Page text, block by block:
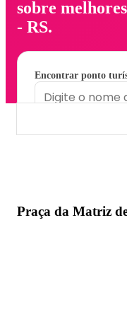
sobre
- RS.
Encontrar ponto
Praça da Matriz